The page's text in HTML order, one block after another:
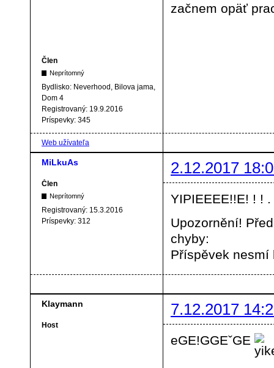
Člen
Neprítomný
Bydlisko: Neverhood, Bilova jama,
Dom 4
Registrovaný: 19.9.2016
Príspevky: 345
začnem opäť
Web užívateľa
MiLkuAs 2.12.2017
Člen
Neprítomný
Registrovaný: 15.3.2016
Príspevky: 312
YIPIEEEE!!E! ! ! .
Upozornění!
chyby:
Příspěvek nesmí
Klaymann 7.12.2017
Host
eGE!GGEˇGE